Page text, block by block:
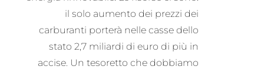
il solo aumento dei prezzi dei
carburanti porterà nelle casse dello
stato 2,7 miliardi di euro di più in
accise. Un tesoretto che dobbiamo